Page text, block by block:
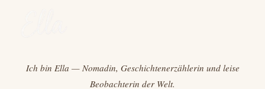
Ich bin Ella — Nomadin, Geschichtenerzählerin und leise
Beobachterin der Welt.